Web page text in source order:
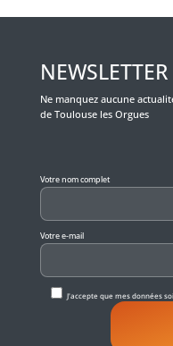
NEWSLETTER
Ne manquez aucune
de Toulouse les Orgues
Votre nom complet
Votre e-mail
J'accepte que mes données